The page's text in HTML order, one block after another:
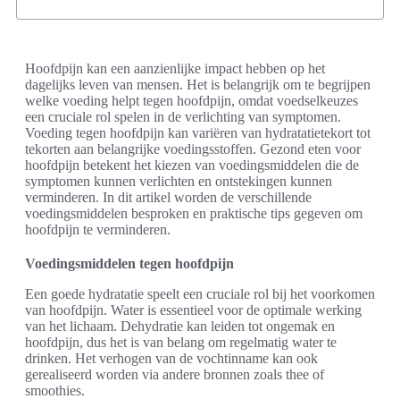
Hoofdpijn kan een aanzienlijke impact hebben op het
dagelijks leven van mensen. Het is belangrijk om te begrijpen
welke voeding helpt tegen hoofdpijn, omdat voedselkeuzes
een cruciale rol spelen in de verlichting van symptomen.
Voeding tegen hoofdpijn kan variëren van hydratatietekort tot
tekorten aan belangrijke voedingsstoffen. Gezond eten voor
hoofdpijn betekent het kiezen van voedingsmiddelen die de
symptomen kunnen verlichten en ontstekingen kunnen
verminderen. In dit artikel worden de verschillende
voedingsmiddelen besproken en praktische tips gegeven om
hoofdpijn te verminderen.
Voedingsmiddelen tegen hoofdpijn
Een goede hydratatie speelt een cruciale rol bij het voorkomen
van hoofdpijn. Water is essentieel voor de optimale werking
van het lichaam. Dehydratie kan leiden tot ongemak en
hoofdpijn, dus het is van belang om regelmatig water te
drinken. Het verhogen van de vochtinname kan ook
gerealiseerd worden via andere bronnen zoals thee of
smoothies.